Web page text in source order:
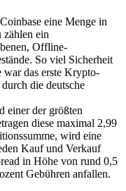
eine Menge in
zählen ein
Offline-
So viel Sicherheit
war das erste Krypto-
die deutsche
einer der größten
diese maximal 2,99
wird eine
Kauf und Verkauf
in Höhe von rund 0,5
Gebühren anfallen.